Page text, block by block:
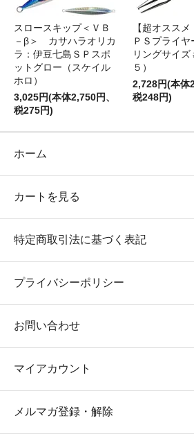
スロースキップ＜ＶＢ
－β＞ カサハラオリカ
ラ：伊豆七島ＳＰスポ
ットグロー（スケイル
ホロ）
3,025円(本体2,750円、
税275円)
【超オススメ
ＰＳプライヤ
リングサイズ
５）
2,728円(本体
税248円)
ホーム
カートを見る
特定商取引法に基づく表記
プライバシーポリシー
お問い合わせ
マイアカウント
メルマガ登録・解除